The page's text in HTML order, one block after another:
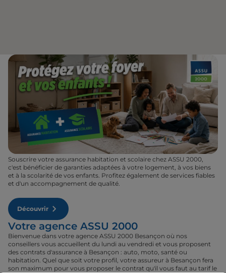
Souscrire votre assurance habitation et scolaire chez ASSU 2000,
c'est bénéficier de garanties adaptées à votre logement, à vos biens
et à la scolarité de vos enfants. Profitez également de services fiables
et d'un accompagnement de qualité.
Découvrir
Votre agence ASSU 2000
Bienvenue dans votre agence ASSU 2000 Besançon où nos
conseillers vous accueillent du lundi au vendredi et vous proposent
des contrats d'assurance à Besançon : auto, moto, santé ou
habitation. Quel que soit votre profil, votre assureur à Besançon fera
son maximum pour vous proposer le contrat qu'il vous faut au tarif le